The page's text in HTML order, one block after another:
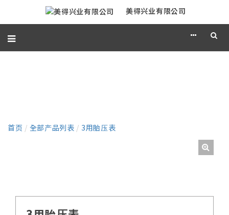
美得兴业有限公司
首页 / 全部产品列表 / 3用胎压表